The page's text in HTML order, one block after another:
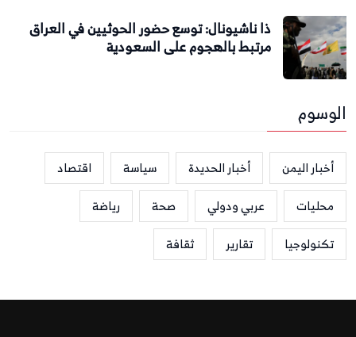
ذا ناشيونال: توسع حضور الحوثيين في العراق
مرتبط بالهجوم على السعودية
الوسوم
أخبار اليمن أخبار الحديدة سياسة
اقتصاد
محليات
عربي ودولي صحة
رياضة
تكنولوجيا
تقارير ثقافة